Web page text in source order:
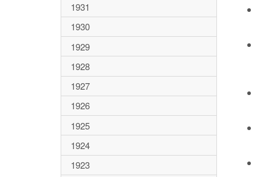
1931
1930
1929
1928
1927
1926
1925
1924
1923